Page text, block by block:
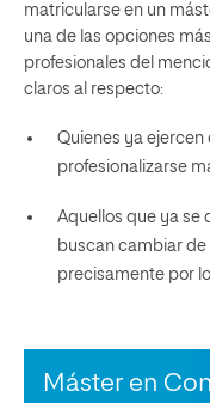
matricularse en un
una de las opciones
profesionales del
claros al respecto:
Quienes ya ejercen
profesionalizarse
Aquellos que ya se
buscan cambiar de
precisamente por
Máster en